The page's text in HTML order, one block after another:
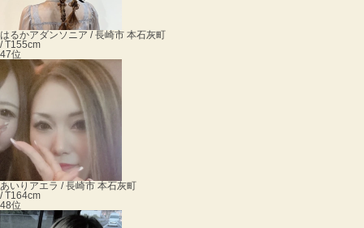
はるかアダンソニア / 長崎市 本石灰町
/ T155cm
47位
あいり アエラ / 長崎市 本石灰町
/ T164cm
48位